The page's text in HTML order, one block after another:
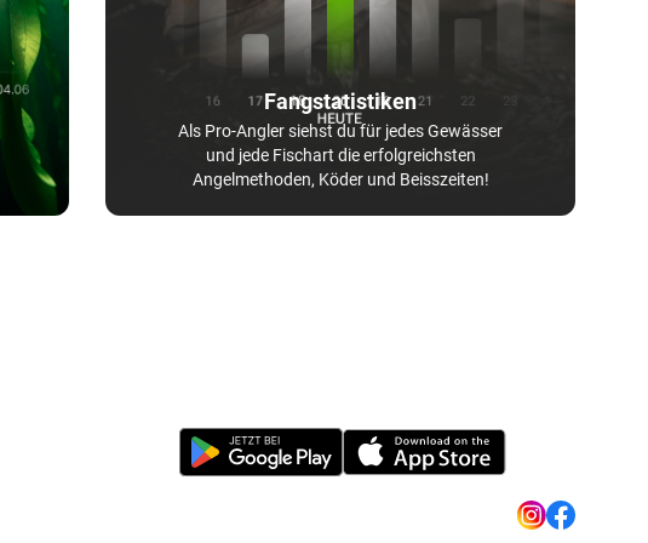
Fangstatistiken
Als Pro-Angler siehst du für jedes Gewässer
und jede Fischart die erfolgreichsten
Angelmethoden, Köder und Beisszeiten!